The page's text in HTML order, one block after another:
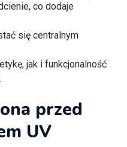
co dodaje
się centralnym
jak i funkcjonalność
przed
UV